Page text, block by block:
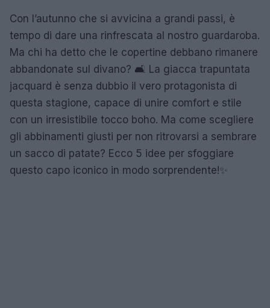
Con l’autunno che si avvicina a grandi passi, è
tempo di dare una rinfrescata al nostro guardaroba.
Ma chi ha detto che le copertine debbano rimanere
abbandonate sul divano? 🛋️ La giacca trapuntata
jacquard è senza dubbio il vero protagonista di
questa stagione, capace di unire comfort e stile
con un irresistibile tocco boho. Ma come scegliere
gli abbinamenti giusti per non ritrovarsi a sembrare
un sacco di patate? Ecco 5 idee per sfoggiare
questo capo iconico in modo sorprendente!✨